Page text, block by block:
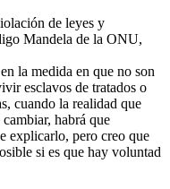
de leyes y
Mandela de la ONU,
la medida en que no son
esclavos de tratados o
cuando la realidad que
habrá que
explicarlo, pero creo que
si es que hay voluntad